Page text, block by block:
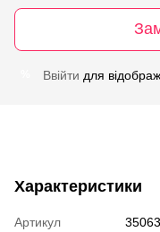
Ввійти для
Характеристики
Артикул